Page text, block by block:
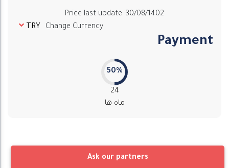
Price last update: 30/08/1402
Change Currency
TRY
Payment
50%
24
ماه ها
Ask our partners